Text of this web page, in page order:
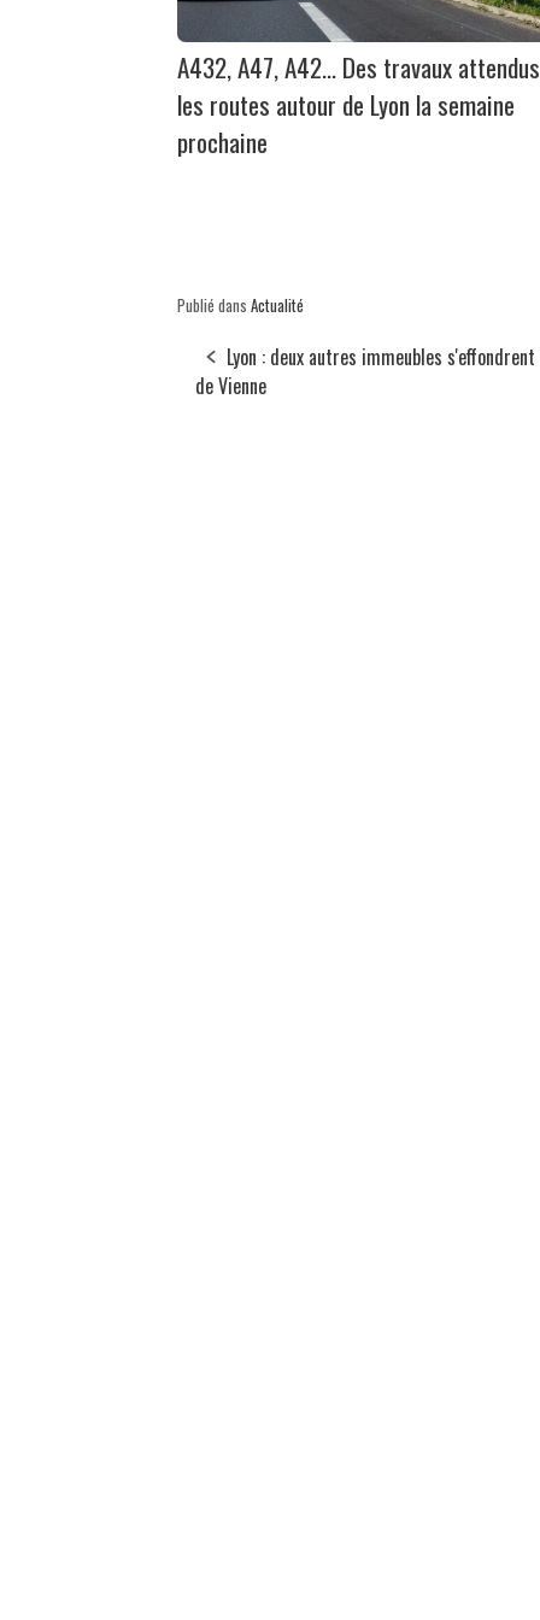
A432, A47, A42… Des travaux
les routes autour de Lyon la semaine
prochaine
Publié dans Actualité
Lyon : deux autres immeubles
de Vienne